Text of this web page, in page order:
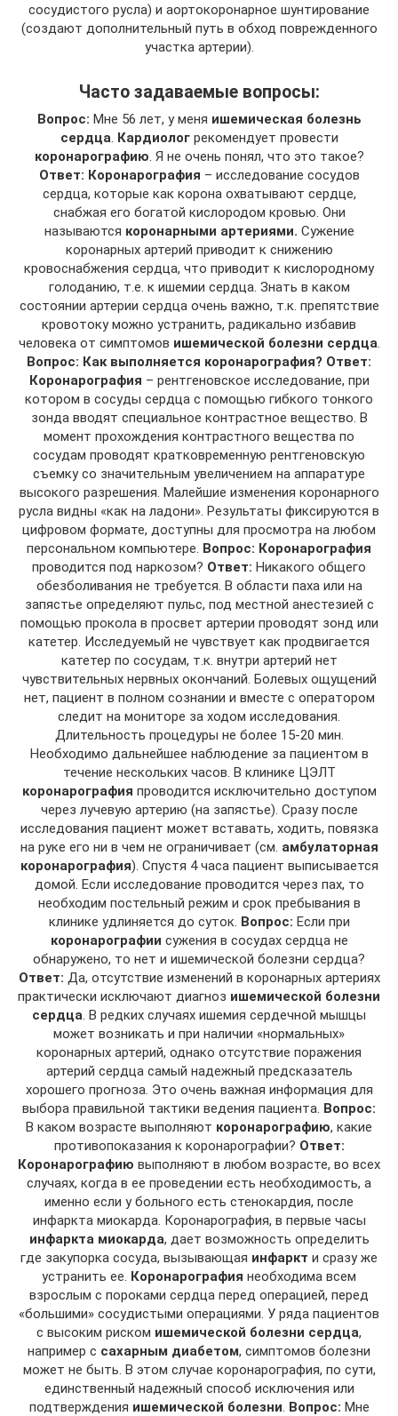
сосудистого русла) и аортокоронарное шунтирование
(создают дополнительный путь в обход поврежденного
участка артерии).
Часто задаваемые вопросы:
Вопрос: Мне 56 лет, у меня ишемическая болезнь
сердца. Кардиологрекомендует провести
коронарографию. Я не очень понял, что это такое?
Ответ: Коронарография – исследование сосудов
сердца, которые как корона охватывают сердце,
снабжая его богатой кислородом кровью. Они
называются коронарными артериями. Сужение
коронарных артерий приводит к снижению
кровоснабжения сердца, что приводит к кислородному
голоданию, т.е. к ишемии сердца. Знать в каком
состоянии артерии сердца очень важно, т.к. препятствие
кровотоку можно устранить, радикально избавив
человека от симптомов ишемической болезни сердца.
Вопрос: Как выполняется коронарография? Ответ:
Коронарография – рентгеновское исследование, при
котором в сосуды сердца с помощью гибкого тонкого
зонда вводят специальное контрастное вещество. В
момент прохождения контрастного вещества по
сосудам проводят кратковременную рентгеновскую
съемку со значительным увеличением на аппаратуре
высокого разрешения. Малейшие изменения коронарного
русла видны «как на ладони». Результаты фиксируются в
цифровом формате, доступны для просмотра на любом
персональном компьютере. Вопрос: Коронарография
проводится под наркозом? Ответ: Никакого общего
обезболивания не требуется. В области паха или на
запястье определяют пульс, под местной анестезией с
помощью прокола в просвет артерии проводят зонд или
катетер. Исследуемый не чувствует как продвигается
катетер по сосудам, т.к. внутри артерий нет
чувствительных нервных окончаний. Болевых ощущений
нет, пациент в полном сознании и вместе с оператором
следит на мониторе за ходом исследования.
Длительность процедуры не более 15-20 мин.
Необходимо дальнейшее наблюдение за пациентом в
течение нескольких часов. В клинике ЦЭЛТ
коронарография проводится исключительно доступом
через лучевую артерию (на запястье). Сразу после
исследования пациент может вставать, ходить, повязка
на руке его ни в чем не ограничивает (см. амбулаторная
коронарография). Спустя 4 часа пациент выписывается
домой. Если исследование проводится через пах, то
необходим постельный режим и срок пребывания в
клинике удлиняется до суток. Вопрос: Если при
коронарографии сужения в сосудах сердца не
обнаружено, то нет и ишемической болезни сердца?
Ответ: Да, отсутствие изменений в коронарных артериях
практически исключают диагноз ишемической болезни
сердца. В редких случаях ишемия сердечной мышцы
может возникать и при наличии «нормальных»
коронарных артерий, однако отсутствие поражения
артерий сердца самый надежный предсказатель
хорошего прогноза. Это очень важная информация для
выбора правильной тактики ведения пациента. Вопрос:
В каком возрасте выполняют коронарографию, какие
противопоказания к коронарографии? Ответ:
Коронарографию выполняют в любом возрасте, во всех
случаях, когда в ее проведении есть необходимость, а
именно если у больного есть стенокардия, после
инфаркта миокарда. Коронарография, в первые часы
инфаркта миокарда, дает возможность определить
где закупорка сосуда, вызывающая инфаркт и сразу же
устранить ее. Коронарография необходима всем
взрослым с пороками сердца перед операцией, перед
«большими» сосудистыми операциями. У ряда пациентов
с высоким риском ишемической болезни сердца,
например с сахарным диабетом, симптомов болезни
может не быть. В этом случае коронарография, по сути,
единственный надежный способ исключения или
подтверждения ишемической болезни. Вопрос: Мне